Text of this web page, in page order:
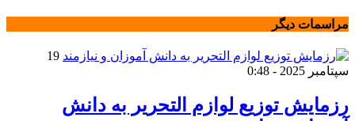
مراسمات دیگر
19
سپتامبر 2025 - 0:48
رزمایش توزیع لوازم التحریر به دانش